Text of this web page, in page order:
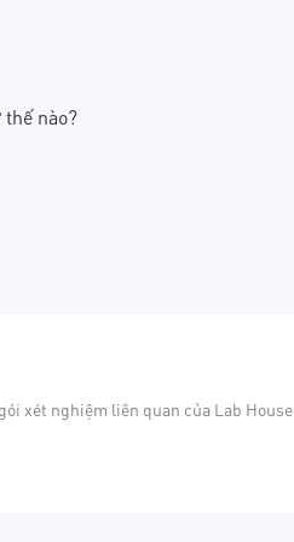
nào?
xét nghiệm liên quan của Lab House